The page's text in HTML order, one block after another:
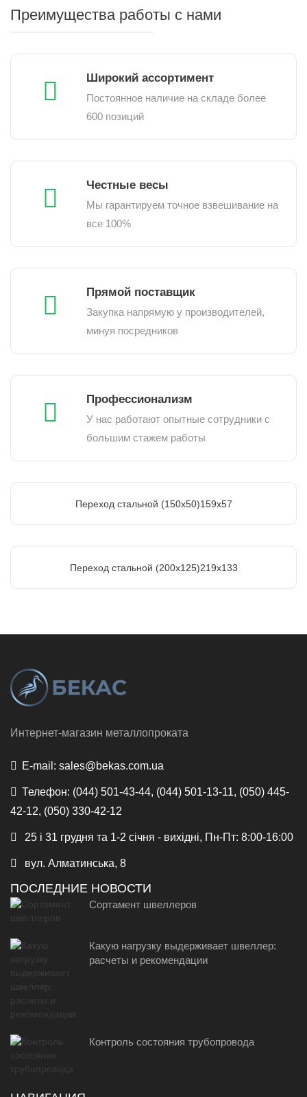
Преимущества работы с нами
Широкий ассортимент
Постоянное наличие на складе более
600 позиций
Честные весы
Мы гарантируем точное взвешивание на
все 100%
Прямой поставщик
Закупка напрямую у производителей,
минуя посредников
Профессионализм
У нас работают опытные сотрудники с
большим стажем работы
Переход стальной (150х50)159х57
Переход стальной (200х125)219х133
Интернет-магазин металлопроката
E-mail: sales@bekas.com.ua
Телефон: (044) 501-43-44, (044) 501-13-11, (050) 445-
42-12, (050) 330-42-12
25 і 31 грудня та 1-2 січня - вихідні, Пн-Пт: 8:00-16:00
вул. Алматинська, 8
ПОСЛЕДНИЕ НОВОСТИ
Сортамент швеллеров
Какую нагрузку выдерживает швеллер:
расчеты и рекомендации
Контроль состояния трубопровода